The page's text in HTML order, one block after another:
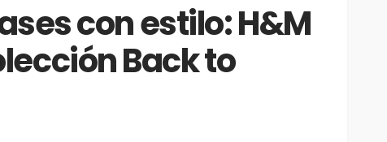
con estilo: H&M
Back to